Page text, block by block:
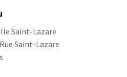
Saint-Lazare
Saint-Lazare